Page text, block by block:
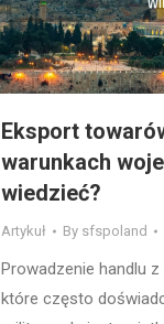
Eksport
warunkach
wiedzieć?
Artykuł By sfspoland
Prowadzenie handlu
które często